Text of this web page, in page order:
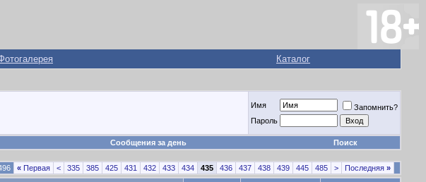
Каталог
Имя
Запомнить?
Пароль
Сообщения за день Поиск
« Первая < 335 385 425 431 432 433 434 435 436 437 438 439 445 485 > Последняя »